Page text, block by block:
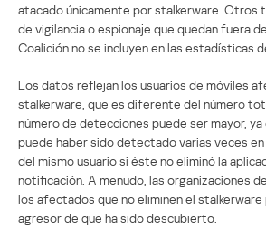
atacado únicamente por stalkerware. Otros
de vigilancia o espionaje que quedan fuera
Coalición no se incluyen en las estadísticas
Los datos reflejan los usuarios de móviles
stalkerware, que es diferente del número
número de detecciones puede ser mayor,
puede haber sido detectado varias veces
del mismo usuario si éste no eliminó la
notificación. A menudo, las organizaciones
los afectados que no eliminen el stalkerware
agresor de que ha sido descubierto.